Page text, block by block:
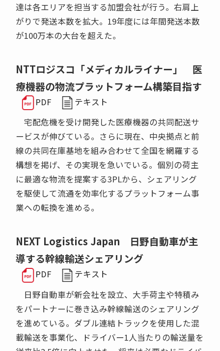
達は各エリアを担当する加盟会社が行う。右肩上
がりで発送本数を拡大。19年度には年間発送本数
が100万本の大台を超えた。
NTTロジスコ「メディカルライナー」 医
療機器の物流プラットフォーム構築目指す
PDF
テキスト
宅配危機を受け開発した医療機器の共同配送サ
ービスが伸びている。さらに現在、中央拠点と前
線の共同在庫基地を組み合わせて全国を網羅する
構想を掲げ、その実現を急いでいる。個別の荷主
に最適な物流を提案する3PLから、シェアリング
を駆使して流通を効率化するプラットフォーム事
業への転換を進める。
NEXT Logistics Japan 日野自動車が主
導する幹線輸送シェアリング
PDF
テキスト
日野自動車が新会社を設立、大手荷主や特積み
をパートナーに巻き込み幹線輸送のシェアリング
を進めている。ダブル連結トラックを使用した混
載輸送を事業化、ドライバー1人当たりの輸送量を